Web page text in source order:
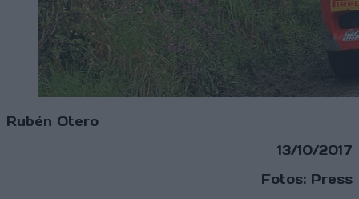
Rubén Otero
13/10/2017
Fotos: Press